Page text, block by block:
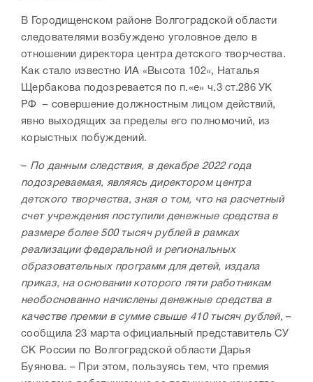
В Городищенском районе Волгоградской области
следователями возбуждено уголовное дело в
отношении директора центра детского творчества.
Как стало известно ИА «Высота 102», Наталья
Щербакова подозревается по п.«е» ч.3 ст.286 УК
РФ – совершение должностным лицом действий,
явно выходящих за пределы его полномочий, из
корыстных побуждений.
– По данным следствия, в декабре 2022 года
подозреваемая, являясь директором центра
детского творчества, зная о том, что на расчетный
счет учреждения поступили денежные средства в
размере более 500 тысяч рублей в рамках
реализации федеральной и региональных
образовательных программ для детей, издала
приказ, на основании которого пяти работникам
необоснованно начислены денежные средства в
качестве премии в сумме свыше 410 тысяч рублей, –
сообщила 23 марта официальный представитель СУ
СК России по Волгоградской области Дарья
Буянова. – При этом, пользуясь тем, что премия